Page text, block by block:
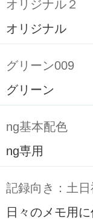
オリジナル２
オリジナル
グリーン009
グリーン
ng基本配色
ng専用
記録向き：土
日々のメモ用